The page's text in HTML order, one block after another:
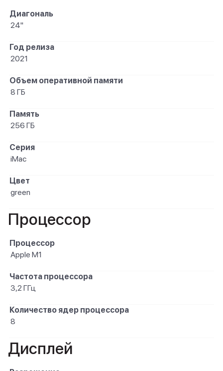
Диагональ
24"
Год релиза
2021
Объем оперативной памяти
8 ГБ
Память
256 ГБ
Серия
iMac
Цвет
green
Процессор
Процессор
Apple M1
Частота процессора
3,2 ГГц
Количество ядер процессора
8
Дисплей